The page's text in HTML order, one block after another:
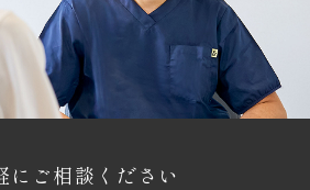
にご相談ください